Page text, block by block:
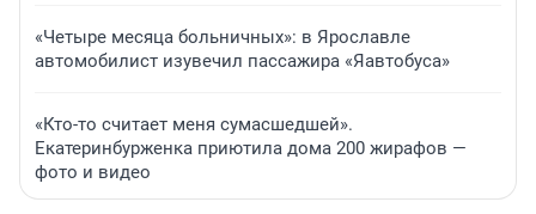
«Четыре месяца больничных»: в Ярославле
автомобилист изувечил пассажира «Яавтобуса»
«Кто-то считает меня сумасшедшей».
Екатеринбурженка приютила дома 200 жирафов —
фото и видео